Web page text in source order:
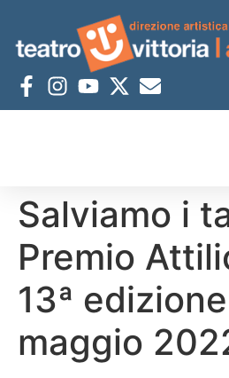
Salviamo i
Premio
13ª
maggio